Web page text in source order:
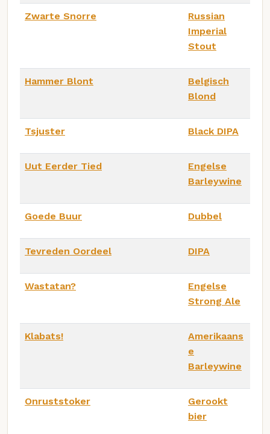
Zwarte Snorre
Russian
Imperial
Stout
Hammer Blont
Belgisch
Blond
Tsjuster Black DIPA
Uut Eerder Tied
Engelse
Barleywine
Goede Buur Dubbel
Tevreden Oordeel DIPA
Wastatan?
Engelse
Strong Ale
Klabats!
Amerikaans
e
Barleywine
Onruststoker
Gerookt
bier